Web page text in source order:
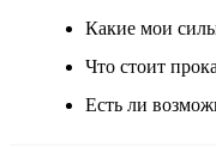
Какие мои
Что стоит
Есть ли